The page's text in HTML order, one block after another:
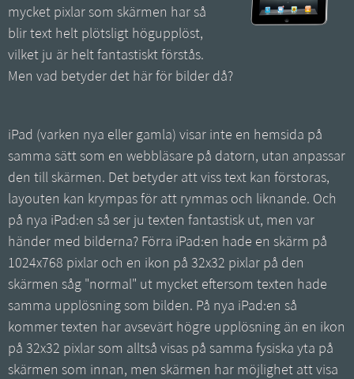
mycket pixlar som skärmen har så
blir text helt plötsligt högupplöst,
vilket ju är helt fantastiskt förstås.
Men vad betyder det här för bilder då?
iPad (varken nya eller gamla) visar inte en hemsida på
samma sätt som en webbläsare på datorn, utan anpassar
den till skärmen. Det betyder att viss text kan förstoras,
layouten kan krympas för att rymmas och liknande. Och
på nya iPad:en så ser ju texten fantastisk ut, men var
händer med bilderna? Förra iPad:en hade en skärm på
1024x768 pixlar och en ikon på 32x32 pixlar på den
skärmen såg "normal" ut mycket eftersom texten hade
samma upplösning som bilden. På nya iPad:en så
kommer texten har avsevärt högre upplösning än en ikon
på 32x32 pixlar som alltså visas på samma fysiska yta på
skärmen som innan, men skärmen har möjlighet att visa